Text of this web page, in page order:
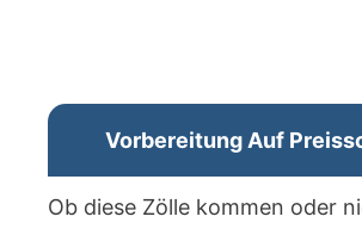
Vorbereitung Auf
Ob diese Zölle kommen oder